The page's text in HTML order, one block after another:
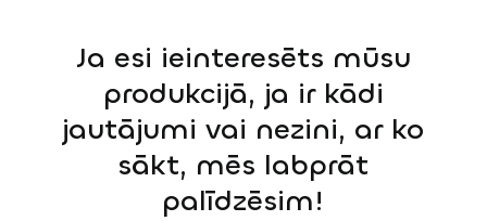
Ja esi ieinteresēts mūsu
produkcijā, ja ir kādi
jautājumi vai nezini, ar ko
sākt, mēs labprāt
palīdzēsim!